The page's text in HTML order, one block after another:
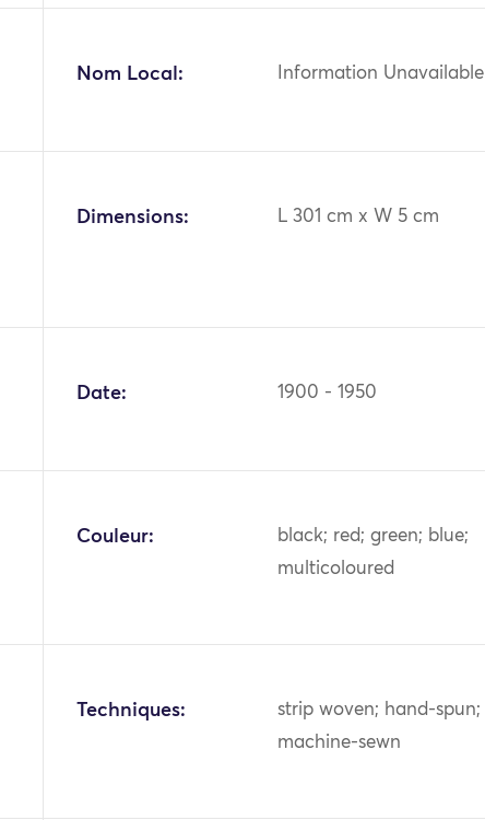
Nom Local: Information Unavailable
Dimensions: L 301 cm x W 5 cm
Date: 1900 - 1950
Couleur:
black; red; green; blue;
multicoloured
Techniques:
strip woven; hand-spun;
machine-sewn